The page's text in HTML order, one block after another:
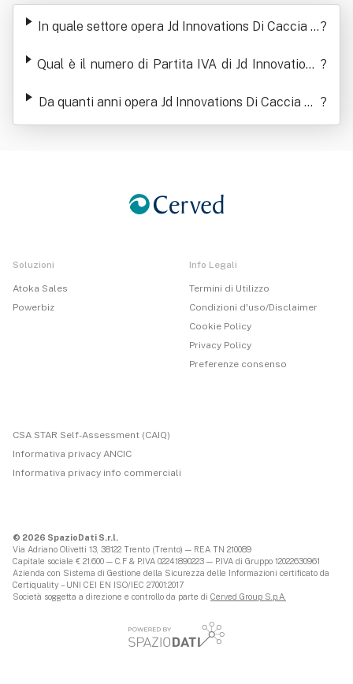
Di Caccia Domenico
In quale settore opera Jd Innovations Di Caccia D?
Qual è il numero di Partita IVA di Jd Innovations ?
Da quanti anni opera Jd Innovations Di Caccia Do
menico
?
Soluzioni
Atoka Sales
Powerbiz
Info Legali
Termini di Utilizzo
Condizioni d'uso/Disclaimer
Cookie Policy
Privacy Policy
Preferenze consenso
CSA STAR Self-Assessment (CAIQ)
Informativa privacy ANCIC
Informativa privacy info commerciali
© 2026 SpazioDati S.r.l.
Via Adriano Olivetti 13, 38122 Trento (Trento) — REA TN 210089
Capitale sociale € 21.600 — C.F & P.IVA 02241890223 — P.IVA di Gruppo 12022630961
Azienda con Sistema di Gestione della Sicurezza delle Informazioni certificato da
Certiquality – UNI CEI EN ISO/IEC 27001:2017
Società soggetta a direzione e controllo da parte di Cerved Group S.p.A.